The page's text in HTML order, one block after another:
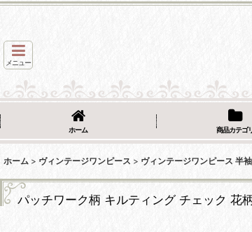
メニュー
ホーム 商品カテゴ
ホーム > ヴィンテージワンピース > ヴィンテージワンピース 半袖
パッチワーク柄 キルティング チェック 花